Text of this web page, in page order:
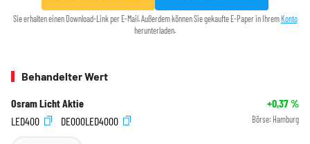
Sie erhalten einen Download-Link per E-Mail. Außerdem können Sie gekaufte E-Paper in Ihrem Konto
herunterladen.
Behandelter Wert
Osram Licht Aktie +0,37%
LED400
DE000LED4000 Börse: Hamburg